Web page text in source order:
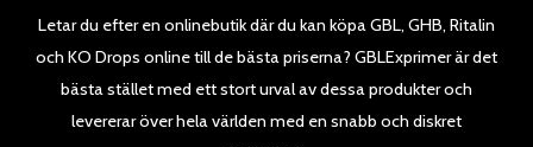
Letar du efter en onlinebutik där du kan köpa GBL, GHB, Ritalin
och KO Drops online till de bästa priserna? GBLExprimer är det
bästa stället med ett stort urval av dessa produkter och
levererar över hela världen med en snabb och diskret